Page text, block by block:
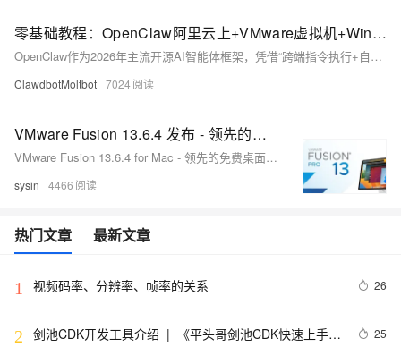
零基础教程：OpenClaw阿里云上+VMware虚拟机+Windows本地部署，安全高效打造AI Agent 助理
OpenClaw作为2026年主流开源AI智能体框架，凭借“跨端指令执行+自动化任务处理”的核心能力，实现了手机端下达指令、设备端自动完成任务的高效体验。但作为具备文件读写、命令执行、网络访问权限的智能工具，直接部署在主力设备存在数据安全风险——误删文件、访问敏感数据等问题可能造成不可逆损失。
ClawdbotMoltbot 7024
VMware Fusion 13.6.4 发布 - 领先的免费桌面虚拟化软件
VMware Fusion 13.6.4 for Mac - 领先的免费桌面虚拟化软件
sysin 4466
热门文章 最新文章
1 视频码率、分辨率、帧率的关系 26
2 剑池CDK开发工具介绍  |  《平头哥剑池CDK快速上手指
25